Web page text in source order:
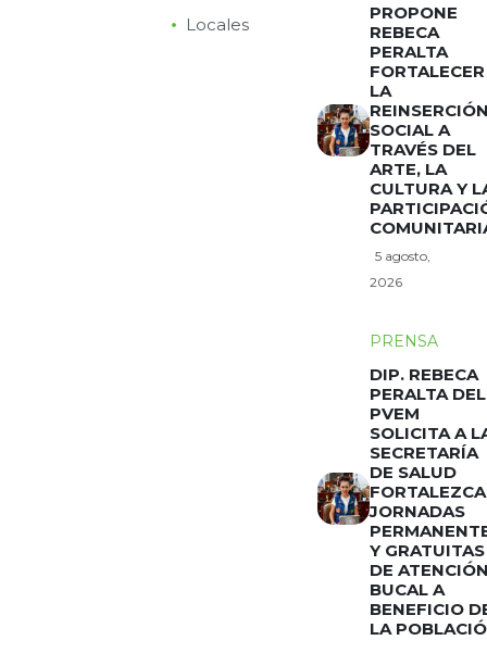
Locales
PROPONE
REBECA
PERALTA
FORTALECER
LA
SOCIAL A
TRAVÉS DEL
ARTE, LA
CULTURA Y
5 agosto,
2026
PRENSA
DIP. REBECA
PERALTA DEL
PVEM
SOLICITA A
SECRETARÍA
DE SALUD
FORTALEZCA
JORNADAS
Y GRATUITAS
DE
BUCAL A
BENEFICIO
LA